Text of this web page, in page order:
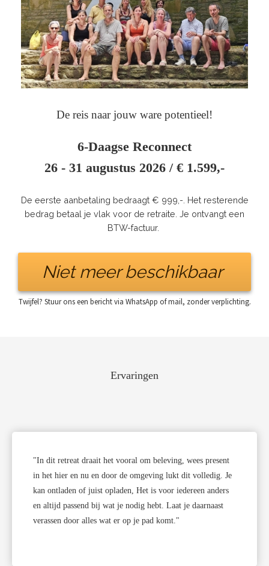
De reis naar jouw ware potentieel!
6-Daagse Reconnect
26 - 31 augustus 2026 / € 1.599,-
De eerste aanbetaling bedraagt € 999,-. Het resterende
bedrag betaal je vlak voor de retraite. Je ontvangt een
BTW-factuur.
Niet meer beschikbaar
Twijfel? Stuur ons een bericht via WhatsApp of mail, zonder verplichting.
Ervaringen
"In dit retreat draait het vooral om beleving, wees present
in het hier en nu en door de omgeving lukt dit volledig. Je
kan ontladen of juist opladen, Het is voor iedereen anders
en altijd passend bij wat je nodig hebt. Laat je daarnaast
verassen door alles wat er op je pad komt."